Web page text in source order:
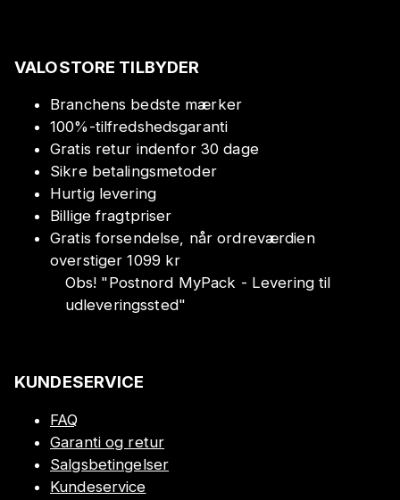
VALOSTORE TILBYDER
Branchens bedste mærker
100%-tilfredshedsgaranti
Gratis retur indenfor 30 dage
Sikre betalingsmetoder
Hurtig levering
Billige fragtpriser
Gratis forsendelse, når ordreværdien
overstiger 1099 kr
Obs! "Postnord MyPack - Levering til
udleveringssted"
KUNDESERVICE
FAQ
Garanti og retur
Salgsbetingelser
Kundeservice